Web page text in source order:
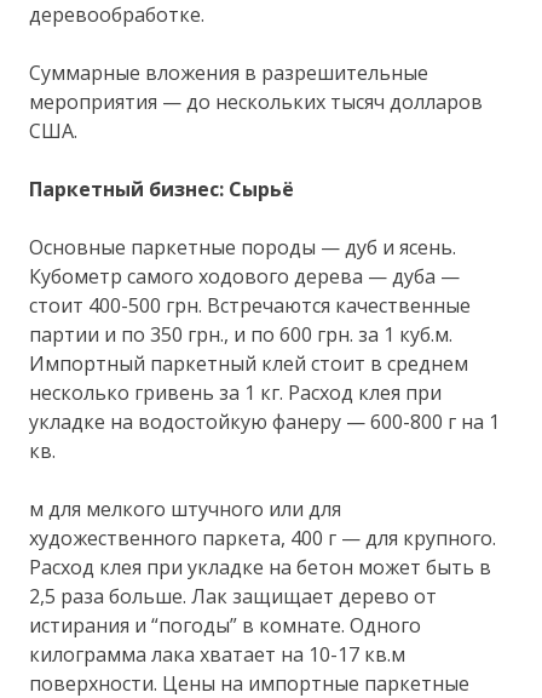
деревообработке.
Суммарные вложения в разрешительные
мероприятия — до нескольких тысяч долларов
США.
Паркетный бизнес: Сырьё
Основные паркетные породы — дуб и ясень.
Кубометр самого ходового дерева — дуба —
стоит 400-500 грн. Встречаются качественные
партии и по 350 грн., и по 600 грн. за 1 куб.м.
Импортный паркетный клей стоит в среднем
несколько гривень за 1 кг. Расход клея при
укладке на водостойкую фанеру — 600-800 г на 1
кв.
м для мелкого штучного или для
художественного паркета, 400 г — для крупного.
Расход клея при укладке на бетон может быть в
2,5 раза больше. Лак защищает дерево от
истирания и “погоды” в комнате. Одного
килограмма лака хватает на 10-17 кв.м
поверхности. Цены на импортные паркетные